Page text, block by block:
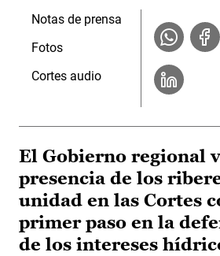
Notas de prensa
Fotos
Cortes audio
El Gobierno regional
presencia de los
unidad en las Cortes
primer paso en la
de los intereses